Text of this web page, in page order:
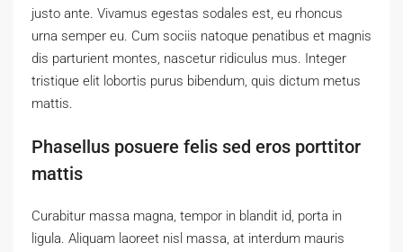
justo ante. Vivamus egestas sodales est, eu rhoncus
urna semper eu. Cum sociis natoque penatibus et magnis
dis parturient montes, nascetur ridiculus mus. Integer
tristique elit lobortis purus bibendum, quis dictum metus
mattis.
Phasellus posuere felis sed eros porttitor
mattis
Curabitur massa magna, tempor in blandit id, porta in
ligula. Aliquam laoreet nisl massa, at interdum mauris